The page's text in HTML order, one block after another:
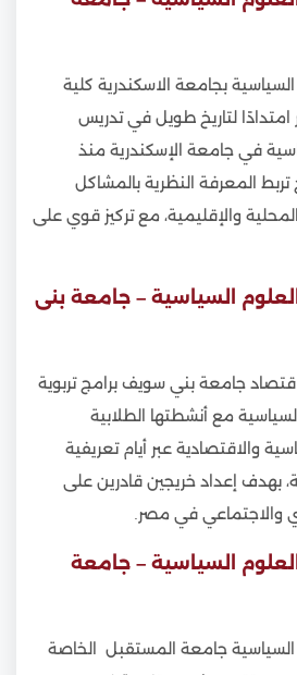
بجامعة الاسكندرية كلية
امتدادًا لتاريخ طويل في تدريس
في جامعة الإسكندرية منذ
تربط المعرفة النظرية بالمشاكل
والإقليمية، مع تركيز قوي على
السياسية – جامعة بنى
جامعة بني سويف برامج تربوية
مع أنشطتها الطلابية
والاقتصادية عبر أيام تعريفية
بهدف إعداد خريجين قادرين على
والاجتماعي في مصر.
السياسية – جامعة
السياسية جامعة المستقبل الخاصة